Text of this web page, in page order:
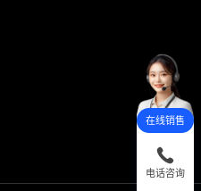
在线销售
电话咨询